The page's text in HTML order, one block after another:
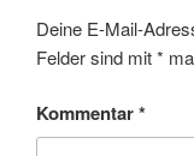
Deine E-Mail-
Felder sind mit*
Kommentar*